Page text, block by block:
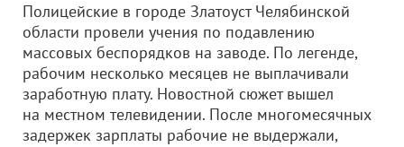
Полицейские в городе Златоуст Челябинской
области провели учения по подавлению
массовых беспорядков на заводе. По легенде,
рабочим несколько месяцев не выплачивали
заработную плату. Новостной сюжет вышел
на местном телевидении. После многомесячных
задержек зарплаты рабочие не выдержали,